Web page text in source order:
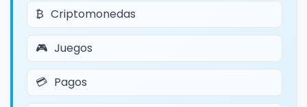
Criptomonedas
Juegos
Pagos